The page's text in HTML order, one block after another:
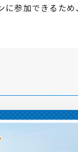
に参加できるた